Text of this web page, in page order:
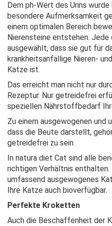
Dem ph-Wert des Urins
besondere Aufmerksamkeit
einem optimalen Bereich
Nierensteine entstehen.
ausgewählt, dass sie gut für
krankheitsanfällige Nieren-
Katze ist.
Das erreicht man nicht nur
Rezeptur. Nur getreidefrei
speziellen Nährstoffbedarf
Zu einem ausgewogenen
dass die Beute darstellt,
getreidefrei zu sein.
In natura diet Cat sind alle
richtigen Verhältnis enthalten.
umfassend ausgewogenes
Ihre Katze auch bioverfügbar.
Perfekte Kroketten
Auch die Beschaffenheit der